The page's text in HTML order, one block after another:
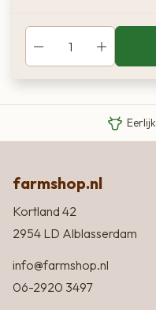
Eigen
farmshop.nl
Kortland 42
2954 LD Alblasserdam
info@farmshop.nl
06-2920 3497